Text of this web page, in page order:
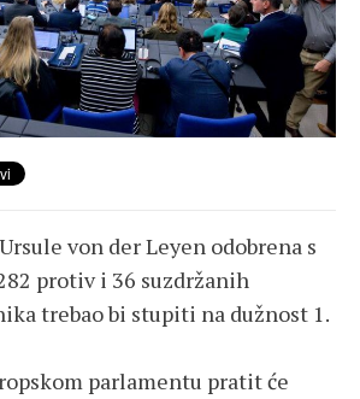
von der Leyen odobrena s
protiv i 36 suzdržanih
trebao bi stupiti na dužnost 1.
parlamentu pratit će